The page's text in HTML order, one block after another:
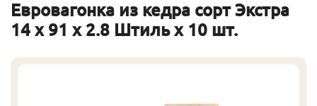
Евровагонка из кедра сорт Экстра
14 x 91 x 2.8 Штиль x 10 шт.